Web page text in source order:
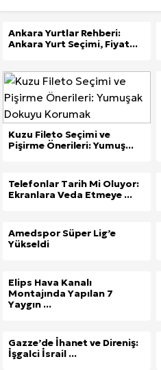
Ankara Yurtlar Rehberi:
Ankara Yurt Seçimi, Fiyat...
Kuzu Fileto Seçimi ve
Pişirme Önerileri: Yumuş...
Telefonlar Tarih Mi Oluyor:
Ekranlara Veda Etmeye ...
Amedspor Süper Lig’e
Yükseldi
Elips Hava Kanalı
Montajında Yapılan 7
Yaygın ...
Gazze’de İhanet ve Direniş:
İşgalci İsrail ...